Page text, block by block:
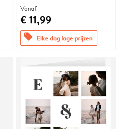
Vanaf
€ 11,99
offers Elke dag lage prijzen